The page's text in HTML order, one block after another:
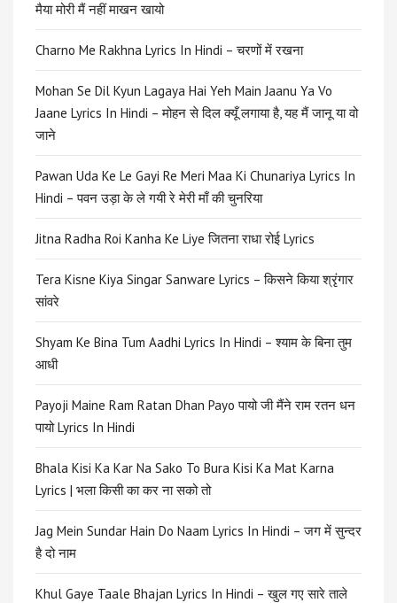
मैया मोरी मैं नहीं माखन खायो
Charno Me Rakhna Lyrics In Hindi – चरणों में रखना
Mohan Se Dil Kyun Lagaya Hai Yeh Main Jaanu Ya Vo
Jaane Lyrics In Hindi – मोहन से दिल क्यूँ लगाया है, यह मैं जानू या वो
जाने
Pawan Uda Ke Le Gayi Re Meri Maa Ki Chunariya Lyrics In
Hindi – पवन उड़ा के ले गयी रे मेरी माँ की चुनरिया
Jitna Radha Roi Kanha Ke Liye जितना राधा रोई Lyrics
Tera Kisne Kiya Singar Sanware Lyrics – किसने किया श्रृंगार
सांवरे
Shyam Ke Bina Tum Aadhi Lyrics In Hindi – श्याम के बिना तुम
आधी
Payoji Maine Ram Ratan Dhan Payo पायो जी मैंने राम रतन धन
पायो Lyrics In Hindi
Bhala Kisi Ka Kar Na Sako To Bura Kisi Ka Mat Karna
Lyrics | भला किसी का कर ना सको तो
Jag Mein Sundar Hain Do Naam Lyrics In Hindi – जग में सुन्दर
है दो नाम
Khul Gaye Taale Bhajan Lyrics In Hindi – खुल गए सारे ताले